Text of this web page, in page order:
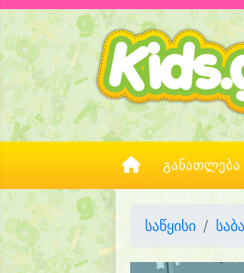
განათლება
საწყისი